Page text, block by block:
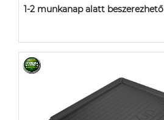
1-2 munkanap alatt beszerezhető